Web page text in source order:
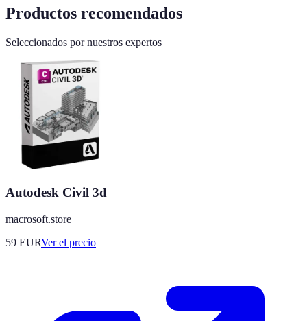
Productos recomendados
Seleccionados por nuestros expertos
Autodesk Civil 3d
macrosoft.store
59 EURVer el precio